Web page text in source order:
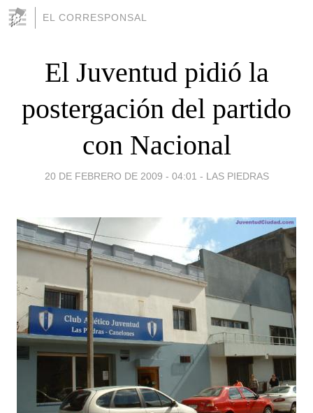
EL CORRESPONSAL
El Juventud pidió la
postergación del partido
con Nacional
20 DE FEBRERO DE 2009 - 04:01 - LAS PIEDRAS